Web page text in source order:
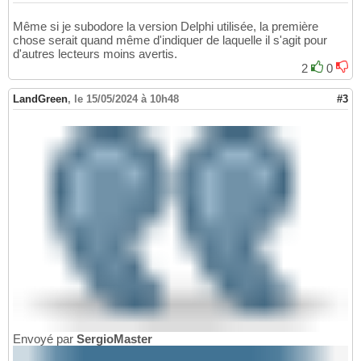
Même si je subodore la version Delphi utilisée, la première
chose serait quand même d'indiquer de laquelle il s'agit pour
d'autres lecteurs moins avertis.
2
0
LandGreen, le 15/05/2024 à 10h48 #3
Envoyé par SergioMaster